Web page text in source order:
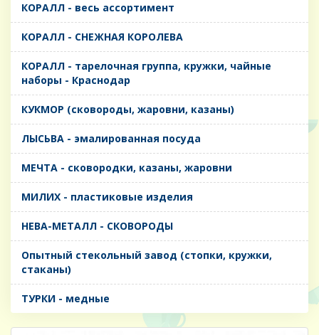
КОРАЛЛ - весь ассортимент
КОРАЛЛ - СНЕЖНАЯ КОРОЛЕВА
КОРАЛЛ - тарелочная группа, кружки, чайные
наборы - Краснодар
КУКМОР (сковороды, жаровни, казаны)
ЛЫСЬВА - эмалированная посуда
МЕЧТА - сковородки, казаны, жаровни
МИЛИХ - пластиковые изделия
НЕВА-МЕТАЛЛ - СКОВОРОДЫ
Опытный стекольный завод (стопки, кружки,
стаканы)
ТУРКИ - медные